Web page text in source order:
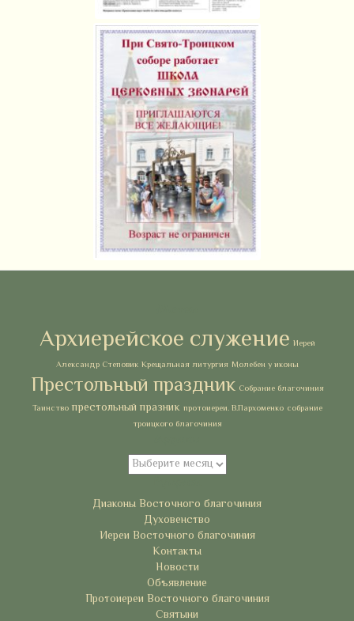
Архиерейское служение Иерей
Александр Степовик Крещальная литургия Молебен у иконы
Престольный праздник Собрание благочиния
Таинство престольный празник протоиереи. В.Пархоменко собрание
троицкого благочиния
Архивы
Диаконы Восточного благочиния
Духовенство
Иереи Восточного благочиния
Контакты
Новости
Объявление
Протоиереи Восточного благочиния
Святыни